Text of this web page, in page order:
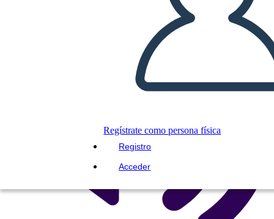
Regístrate como persona física
Registro
Acceder